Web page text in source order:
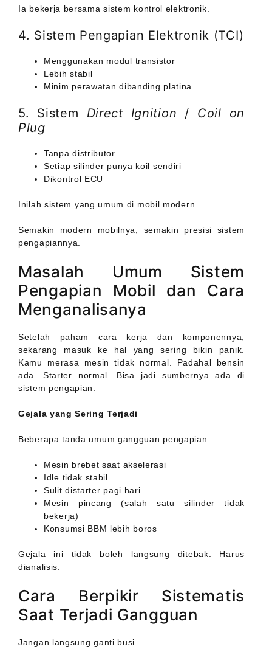
Ia bekerja bersama sistem kontrol elektronik.
4. Sistem Pengapian Elektronik (TCI)
Menggunakan modul transistor
Lebih stabil
Minim perawatan dibanding platina
5. Sistem Direct Ignition / Coil on
Plug
Tanpa distributor
Setiap silinder punya koil sendiri
Dikontrol ECU
Inilah sistem yang umum di mobil modern.
Semakin modern mobilnya, semakin presisi sistem
pengapiannya.
Masalah Umum Sistem
Pengapian Mobil dan Cara
Menganalisanya
Setelah paham cara kerja dan komponennya,
sekarang masuk ke hal yang sering bikin panik.
Kamu merasa mesin tidak normal. Padahal bensin
ada. Starter normal. Bisa jadi sumbernya ada di
sistem pengapian.
Gejala yang Sering Terjadi
Beberapa tanda umum gangguan pengapian:
Mesin brebet saat akselerasi
Idle tidak stabil
Sulit distarter pagi hari
Mesin pincang (salah satu silinder tidak
bekerja)
Konsumsi BBM lebih boros
Gejala ini tidak boleh langsung ditebak. Harus
dianalisis.
Cara Berpikir Sistematis
Saat Terjadi Gangguan
Jangan langsung ganti busi.